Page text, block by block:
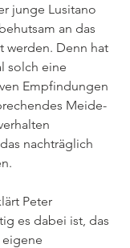
junge Lusitano
an das
werden. Denn hat
solch eine
Empfindungen
Meide-
nachträglich
Peter
es dabei ist, das